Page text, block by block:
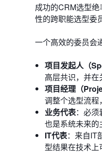
成功的CRM选型
性的跨职能选型委
一个高效的委员会
项目发起人（
高层共识，并在
项目经理（
调整个选型流程
业务代表：必须
也是系统未来的
IT代表：来自IT
型结果在技术上